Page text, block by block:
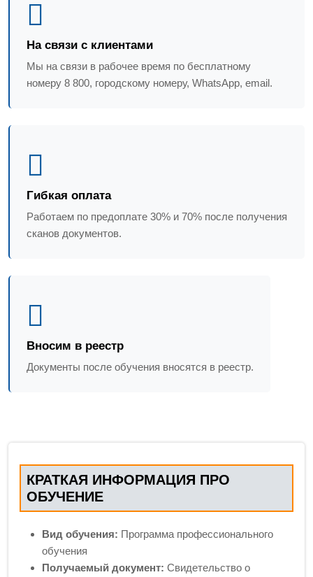
На связи с клиентами
Мы на связи в рабочее время по бесплатному
номеру 8 800, городскому номеру, WhatsApp, email.
Гибкая оплата
Работаем по предоплате 30% и 70% после получения
сканов документов.
Вносим в реестр
Документы после обучения вносятся в реестр.
КРАТКАЯ ИНФОРМАЦИЯ ПРО
ОБУЧЕНИЕ
Вид обучения: Программа профессионального
обучения
Получаемый документ: Свидетельство о